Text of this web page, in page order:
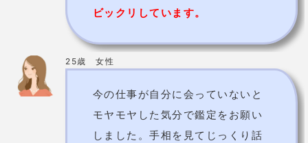
ビックリしています。
25歳 女性
今の仕事が自分に会っていないと
モヤモヤした気分で鑑定をお願い
しました。手相を見てじっくり話